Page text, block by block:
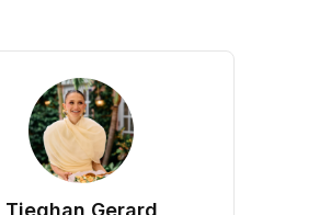
Tieghan Gerard